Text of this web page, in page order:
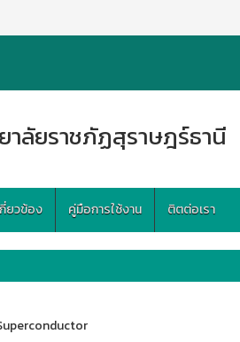
าลัยราชภัฏสุราษฎร์ธานี
ยวข้อง คู่มือการใช้งาน ติตต่อเรา